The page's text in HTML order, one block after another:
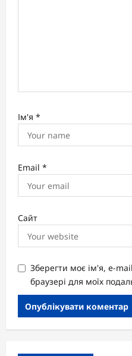
Ім'я *
Email *
Сайт
Зберегти моє ім'я, e-
браузері для моїх